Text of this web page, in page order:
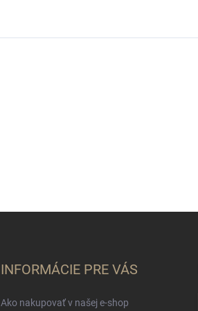
INFORMÁCIE PRE VÁS
Ako nakupovať v našej e-shop